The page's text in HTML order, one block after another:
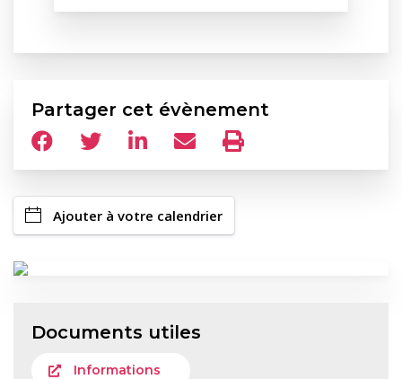
Partager cet évènement
Ajouter à votre calendrier
Documents utiles
Informations